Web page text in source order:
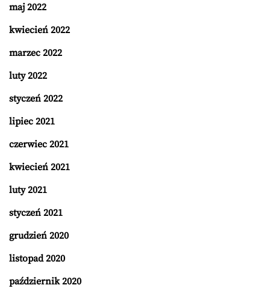
maj 2022
kwiecień 2022
marzec 2022
luty 2022
styczeń 2022
lipiec 2021
czerwiec 2021
kwiecień 2021
luty 2021
styczeń 2021
grudzień 2020
listopad 2020
październik 2020